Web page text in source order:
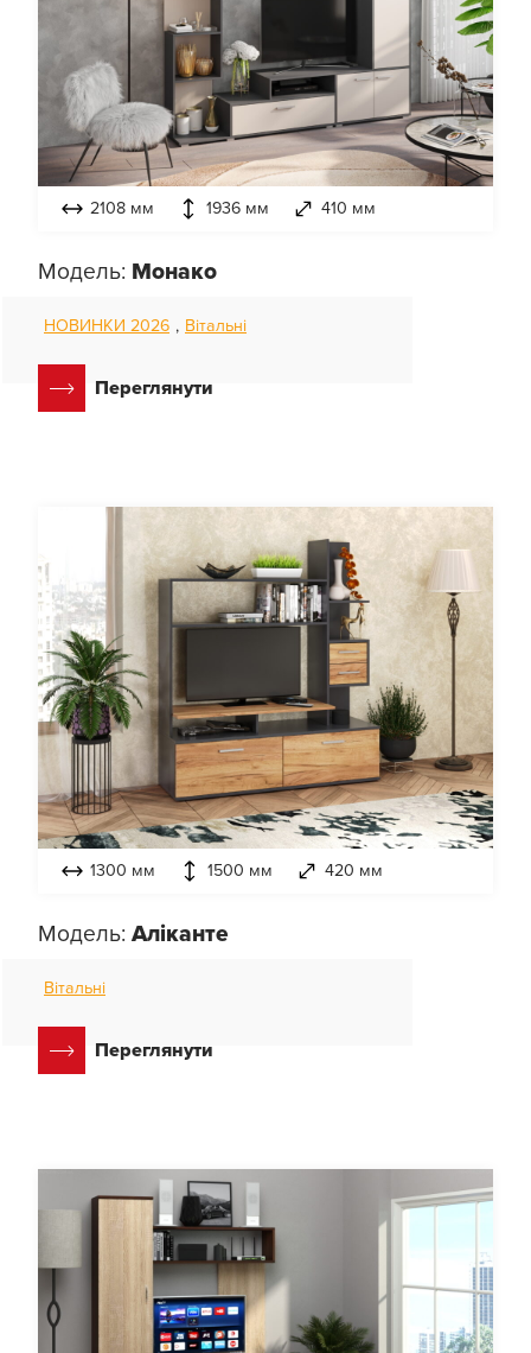
2108 мм 1936 мм 410 мм
Модель: Монако
НОВИНКИ 2026 , Вітальні
Переглянути
1300 мм 1500 мм 420 мм
Модель: Аліканте
Вітальні
Переглянути